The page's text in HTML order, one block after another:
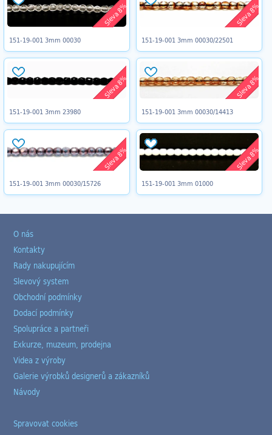
Sleva 8%
151-19-001 3mm 00030
Sleva 8%
151-19-001 3mm 00030/22501
Sleva 8%
151-19-001 3mm 23980
Sleva 8%
151-19-001 3mm 00030/14413
Sleva 8%
151-19-001 3mm 00030/15726
Sleva 8%
151-19-001 3mm 01000
O nás
Kontakty
Rady nakupujícím
Slevový system
Obchodní podmínky
Dodací podmínky
Spolupráce a partneři
Exkurze, muzeum, prodejna
Videa z výroby
Galerie výrobků designerů a zákazníků
Návody
Spravovat cookies